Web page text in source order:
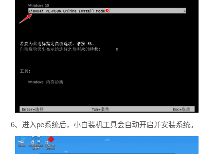
6、进入pe系统后，小白装机工具会自动开启并安装系统。